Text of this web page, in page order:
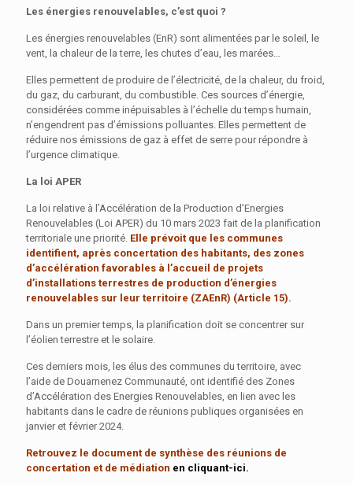
Les énergies renouvelables, c’est quoi ?
Les énergies renouvelables (EnR) sont alimentées par le soleil, le
vent, la chaleur de la terre, les chutes d’eau, les marées…
Elles permettent de produire de l’électricité, de la chaleur, du froid,
du gaz, du carburant, du combustible. Ces sources d’énergie,
considérées comme inépuisables à l’échelle du temps humain,
n’engendrent pas d’émissions polluantes. Elles permettent de
réduire nos émissions de gaz à effet de serre pour répondre à
l’urgence climatique.
La loi APER
La loi relative à l’Accélération de la Production d’Energies
Renouvelables (Loi APER) du 10 mars 2023 fait de la planification
territoriale une priorité. Elle prévoit que les communes
identifient, après concertation des habitants, des zones
d’accélération favorables à l’accueil de projets
d’installations terrestres de production d’énergies
renouvelables sur leur territoire (ZAEnR) (Article 15).
Dans un premier temps, la planification doit se concentrer sur
l’éolien terrestre et le solaire.
Ces derniers mois, les élus des communes du territoire, avec
l’aide de Douarnenez Communauté, ont identifié des Zones
d’Accélération des Energies Renouvelables, en lien avec les
habitants dans le cadre de réunions publiques organisées en
janvier et février 2024.
Retrouvez le document de synthèse des réunions de
concertation et de médiation en cliquant-ici.